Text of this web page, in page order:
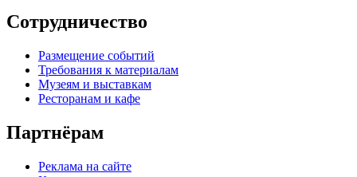
Сотрудничество
Размещение событий
Требования к материалам
Музеям и выставкам
Ресторанам и кафе
Партнёрам
Реклама на сайте